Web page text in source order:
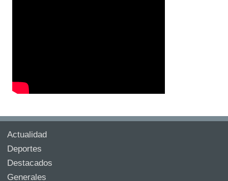
Actualidad
Deportes
Destacados
Generales